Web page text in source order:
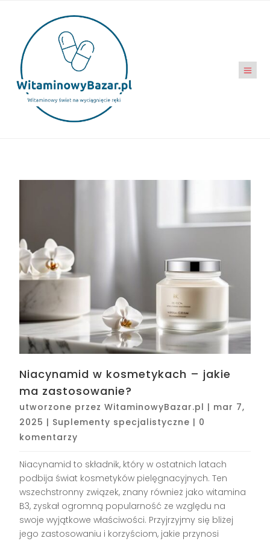
Niacynamid w kosmetykach – jakie
ma zastosowanie?
utworzone przezWitaminowyBazar.pl | mar 7,
2025 | Suplementy specjalistyczne | 0
komentarzy
Niacynamid to składnik, który w ostatnich latach
podbija świat kosmetyków pielęgnacyjnych. Ten
wszechstronny związek, znany również jako witamina
B3, zyskał ogromną popularność ze względu na
swoje wyjątkowe właściwości. Przyjrzyjmy się bliżej
jego zastosowaniu i korzyściom, jakie przynosi